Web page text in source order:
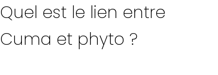
Quel est le lien entre
Cuma et phyto ?